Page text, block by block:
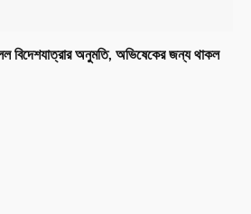
বিদেশযাত্রার অনুমতি, অভিষেকের জন্য থাকল